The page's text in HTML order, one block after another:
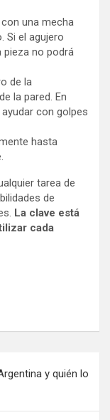
una mecha
Si el agujero
pieza no podrá
de la
la pared. En
con golpes
hasta
tarea de
de
La clave está
cada
y quién lo